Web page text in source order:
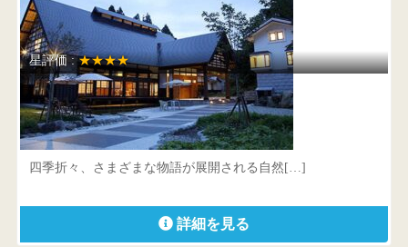
星評価 :★★★★
里山十帖
新潟県 南魚沼市大沢1209-6
四季折々、さまざまな物語が展開される自然[…]
詳細を見る